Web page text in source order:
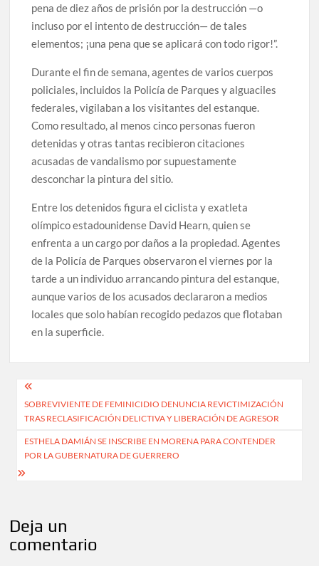
pena de diez años de prisión por la destrucción —o
incluso por el intento de destrucción— de tales
elementos; ¡una pena que se aplicará con todo rigor!”.
Durante el fin de semana, agentes de varios cuerpos
policiales, incluidos la Policía de Parques y alguaciles
federales, vigilaban a los visitantes del estanque.
Como resultado, al menos cinco personas fueron
detenidas y otras tantas recibieron citaciones
acusadas de vandalismo por supuestamente
desconchar la pintura del sitio.
Entre los detenidos figura el ciclista y exatleta
olímpico estadounidense David Hearn, quien se
enfrenta a un cargo por daños a la propiedad. Agentes
de la Policía de Parques observaron el viernes por la
tarde a un individuo arrancando pintura del estanque,
aunque varios de los acusados declararon a medios
locales que solo habían recogido pedazos que flotaban
en la superficie.
Navegación
de
entradas
SOBREVIVIENTE DE FEMINICIDIO DENUNCIA REVICTIMIZACIÓN
TRAS RECLASIFICACIÓN DELICTIVA Y LIBERACIÓN DE AGRESOR
ESTHELA DAMIÁN SE INSCRIBE EN MORENA PARA CONTENDER
POR LA GUBERNATURA DE GUERRERO
Deja un
comentario